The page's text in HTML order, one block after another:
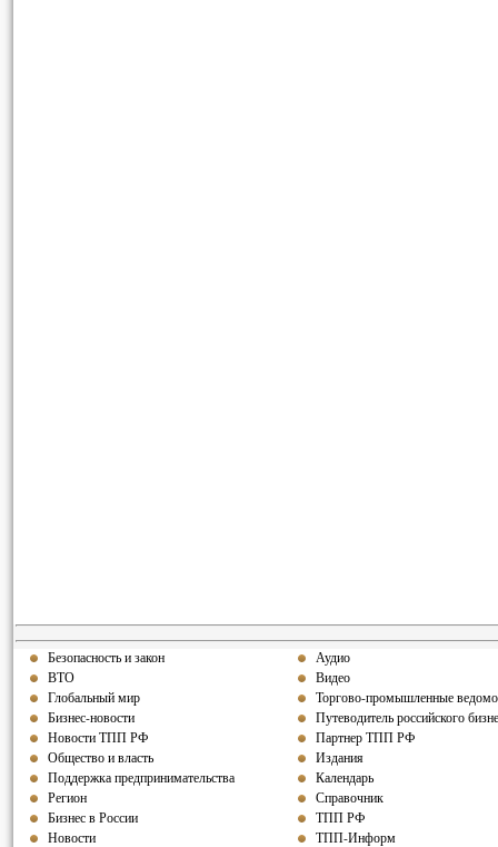
Безопасность и закон
ВТО
Глобальный мир
Бизнес-новости
Новости ТПП РФ
Общество и власть
Поддержка предпринимательства
Регион
Бизнес в России
Новости
Аудио
Видео
Торгово-промышленные
Путеводитель российского
Партнер ТПП РФ
Издания
Календарь
Справочник
ТПП РФ
ТПП-Информ